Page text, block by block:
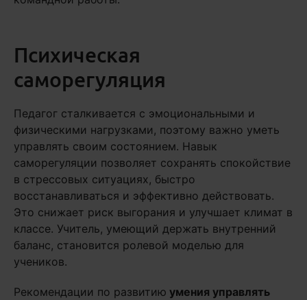
Психическая
саморегуляция
Педагог сталкивается с эмоциональными и
физическими нагрузками, поэтому важно уметь
управлять своим состоянием. Навык
саморегуляции позволяет сохранять спокойствие
в стрессовых ситуациях, быстро
восстанавливаться и эффективно действовать.
Это снижает риск выгорания и улучшает климат в
классе. Учитель, умеющий держать внутренний
баланс, становится ролевой моделью для
учеников.
Рекомендации по развитию умения управлять